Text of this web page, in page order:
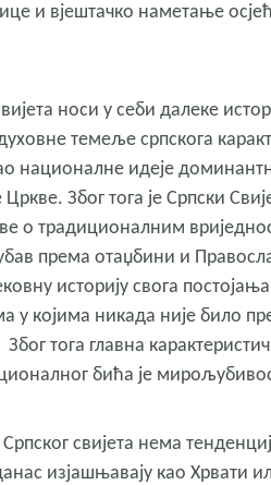
и вјештачко наметање
носи у себи далеке
духовне темеље српскога
националне идеје
Због тога је Српски
о традиционалним
према отаџбини и
историју свога
у којима никада није било
тога главна
бића је
свијета нема
изјашњавају као Хрвати